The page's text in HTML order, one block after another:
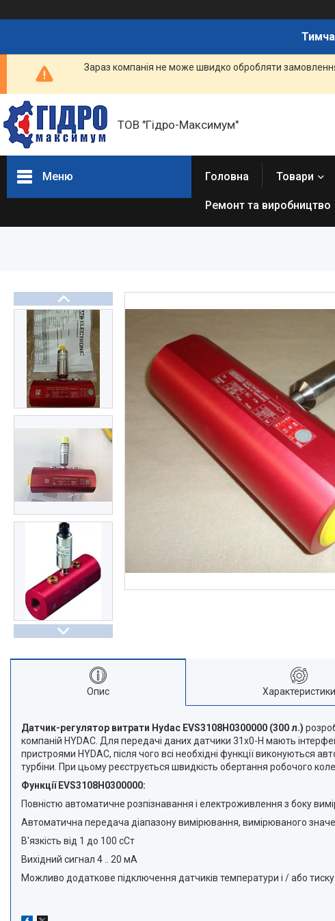
Зараз компанія не може швидко обробляти
ТОВ "Гідро-Максимум"
Меню
ОЛИВИ ТА МАСТИЛА
ДІАГНОСТИЧНІ І
КОНТРОЛЬНО-
ВИМІРЮВАЛЬНІ ПРИЛАДИ
Запчастин до
сільгосптехніки
ЗАПЧАСТИНИ ДЛЯ
БУДІВЕЛЬНОЇ І
ДОРОЖНЬОГО ТЕХНІКИ
Запчастини до
навантажувачів
Головна Товари
Ремонт та виробництво
Опис Характеристики
Датчик-регулятор витрати Hydac EVS3108H0300000 (300 л.)
компаній HYDAC. Для передачі даних датчики 31x0-H мають
пристроями HYDAC, після чого всі необхідні функції виконуються
турбіни. При цьому реєструється швидкість обертання робочого
Функції EVS3108H0300000:
Повністю автоматичне розпізнавання і електроживлення з боку
Автоматична передача діапазону вимірювання, вимірюваного
В'язкість від 1 до 100 сСт
Вихідний сигнал 4 .. 20 мА
Можливо додаткове підключення датчиків температури і / або тиску